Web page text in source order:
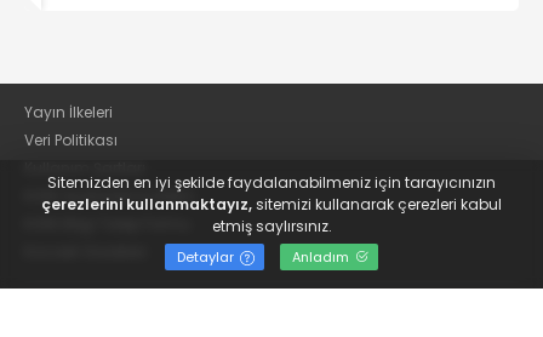
Yayın İlkeleri
Veri Politikası
KVKK Aydınlatma Metni
Sitemizden en iyi şekilde faydalanabilmeniz için tarayıcınızın
çerezlerini kullanmaktayız,sitemizi kullanarak çerezleri kabul
etmiş saylırsınız.
Detaylar Anladım